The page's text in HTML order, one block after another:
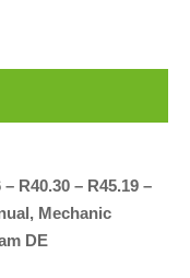
R40.30 – R45.19 –
Mechanic
DE